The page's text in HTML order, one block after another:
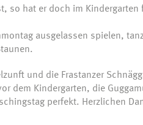
so hat er doch im
ausgelassen spielen,
und die Frastanzer
dem Kindergarten, die
perfekt. Herzlichen